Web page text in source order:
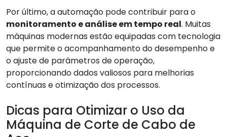
Por último, a automação pode contribuir para o
monitoramento e análise em tempo real. Muitas
máquinas modernas estão equipadas com tecnologia
que permite o acompanhamento do desempenho e
o ajuste de parâmetros de operação,
proporcionando dados valiosos para melhorias
contínuas e otimização dos processos.
Dicas para Otimizar o Uso da
Máquina de Corte de Cabo de